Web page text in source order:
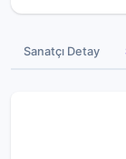
Sanatçı Detay